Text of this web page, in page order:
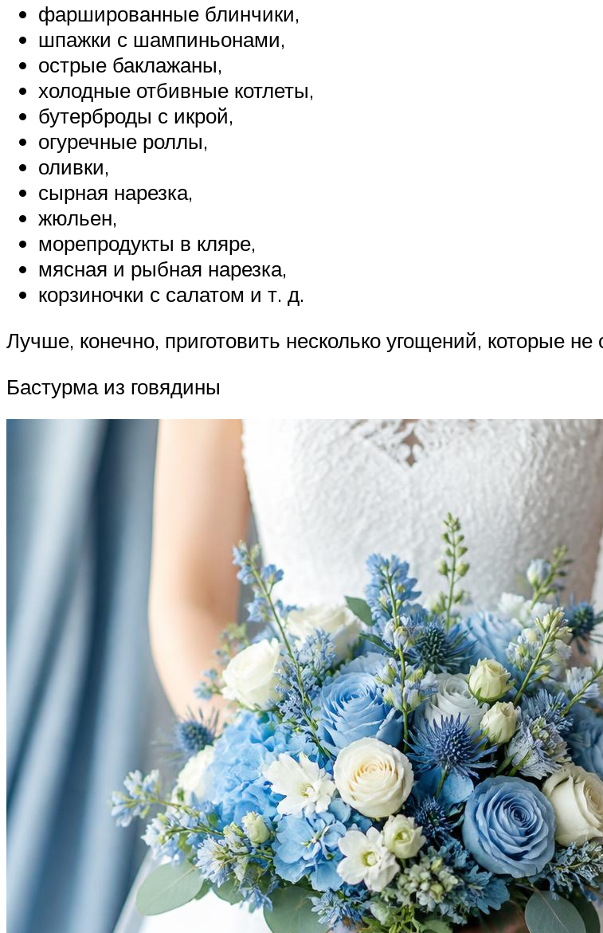
фаршированные блинчики,
шпажки с шампиньонами,
острые баклажаны,
холодные отбивные котлеты,
бутерброды с икрой,
огуречные роллы,
оливки,
сырная нарезка,
жюльен,
морепродукты в кляре,
мясная и рыбная нарезка,
корзиночки с салатом и т. д.
Лучше, конечно, приготовить несколько угощений, которые
Бастурма из говядины